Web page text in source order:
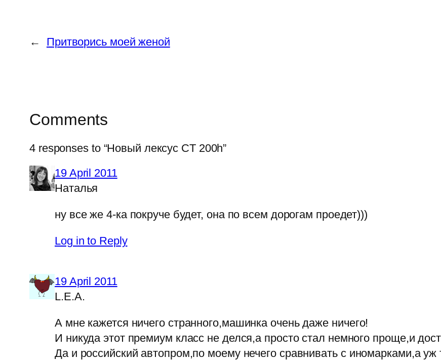
← Притворись моей женой
Comments
4 responses to “Новый лексус CT 200h”
19 April 2011
Наталья
ну все же 4-ка покруче будет, она по всем дорогам проедет)))
Log in to Reply
19 April 2011
L.E.A.
А мне кажется ничего странного,машинка очень даже ничего!
И никуда этот премиум класс не делся,а просто стал немного проще,и
Да и российский автопром,по моему нечего сравнивать с иномарками,а